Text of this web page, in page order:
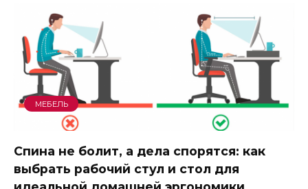
МЕБЕЛЬ
Спина не болит, а дела спорятся: как
выбрать рабочий стул и стол для